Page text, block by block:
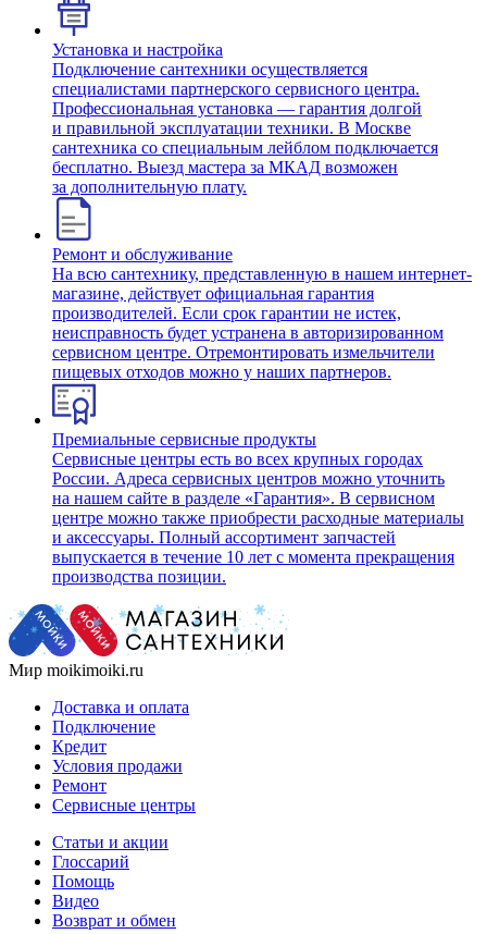
Установка и настройка
Подключение сантехники осуществляется
специалистами партнерского сервисного центра.
Профессиональная установка — гарантия долгой
и правильной эксплуатации техники. В Москве
сантехника со специальным лейблом подключается
бесплатно. Выезд мастера за МКАД возможен
за дополнительную плату.
Ремонт и обслуживание
На всю сантехнику, представленную в нашем интернет-
магазине, действует официальная гарантия
производителей. Если срок гарантии не истек,
неисправность будет устранена в авторизированном
сервисном центре. Отремонтировать измельчители
пищевых отходов можно у наших партнеров.
Премиальные сервисные продукты
Сервисные центры есть во всех крупных городах
России. Адреса сервисных центров можно уточнить
на нашем сайте в разделе «Гарантия». В сервисном
центре можно также приобрести расходные материалы
и аксессуары. Полный ассортимент запчастей
выпускается в течение 10 лет с момента прекращения
производства позиции.
Мир moikimoiki.ru
Доставка и оплата
Подключение
Кредит
Условия продажи
Ремонт
Сервисные центры
Статьи и акции
Глоссарий
Помощь
Видео
Возврат и обмен